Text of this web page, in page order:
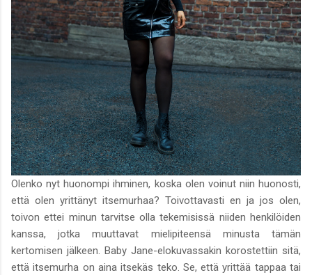
Olenko nyt huonompi ihminen, koska olen voinut niin huonosti,
että olen yrittänyt itsemurhaa? Toivottavasti en ja jos olen,
toivon ettei minun tarvitse olla tekemisissä niiden henkilöiden
kanssa, jotka muuttavat mielipiteensä minusta tämän
kertomisen jälkeen. Baby Jane-elokuvassakin korostettiin sitä,
että itsemurha on aina itsekäs teko. Se, että yrittää tappaa tai